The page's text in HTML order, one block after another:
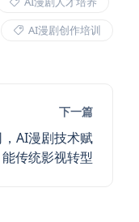
AI漫剧创作培训
下一篇
AI漫剧技术赋
能传统影视转型